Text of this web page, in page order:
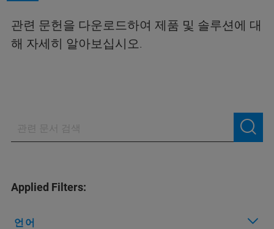
관련 문헌을 다운로드하여 제품 및 솔루션에 대
해 자세히 알아보십시오.
Applied Filters:
언어